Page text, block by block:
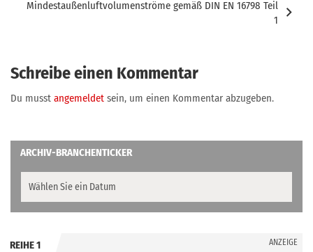
Mindestaußenluftvolumenströme gemäß DIN EN 16798 Teil
1
Schreibe einen Kommentar
Du musst angemeldet sein, um einen Kommentar abzugeben.
ARCHIV-BRANCHENTICKER
REIHE 1 ANZEIGE